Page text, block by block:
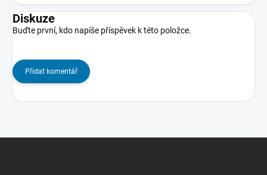
Diskuze
Buďte první, kdo napíše příspěvek k této položce.
Přidat komentář